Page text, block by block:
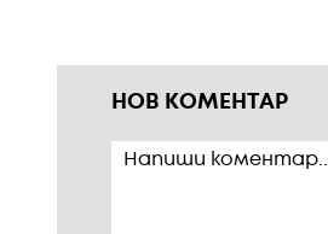
НОВ КОМЕНТАР